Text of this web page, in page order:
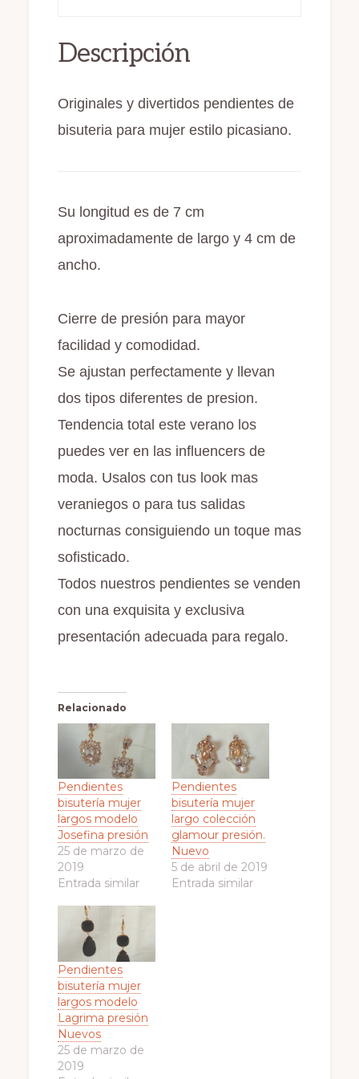
o
k
n
r
Descripción
Originales y divertidos pendientes de
bisuteria para mujer estilo picasiano.
Su longitud es de 7 cm
aproximadamente de largo y 4 cm de
ancho.
Cierre de presión para mayor
facilidad y comodidad.
Se ajustan perfectamente y llevan
dos tipos diferentes de presion.
Tendencia total este verano los
puedes ver en las influencers de
moda. Usalos con tus look mas
veraniegos o para tus salidas
nocturnas consiguiendo un toque mas
sofisticado.
Todos nuestros pendientes se venden
con una exquisita y exclusiva
presentación adecuada para regalo.
Relacionado
Pendientes
bisutería mujer
largos modelo
Josefina presión
25 de marzo de
2019
Entrada similar
Pendientes
bisutería mujer
largo colección
glamour presión.
Nuevo
5 de abril de 2019
Entrada similar
Pendientes
bisutería mujer
largos modelo
Lagrima presión
Nuevos
25 de marzo de
2019